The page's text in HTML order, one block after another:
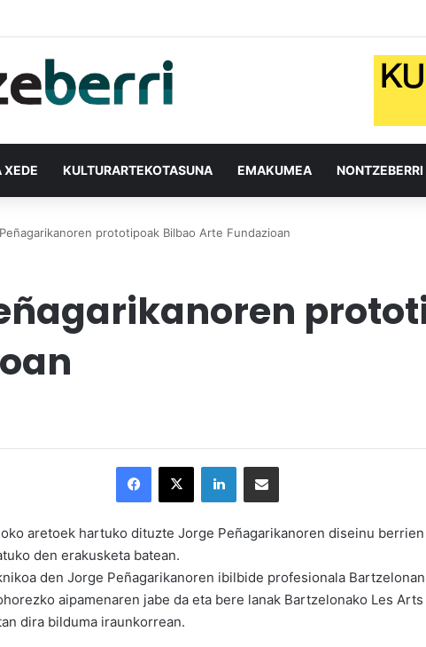
XEDE KULTURARTEKOTASUNA EMAKUMEA
prototipoak Bilbao Arte Fundazioan
aretoek hartuko dituzte Jorge Peñagarikanoren diseinu
den erakusketa batean.
den Jorge Peñagarikanoren ibilbide profesionala
aipamenaren jabe da eta bere lanak Bartzelonako Les
dira bilduma iraunkorrean.